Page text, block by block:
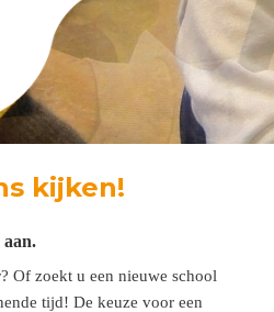
kijken!
Of zoekt u een nieuwe school
tijd! De keuze voor een